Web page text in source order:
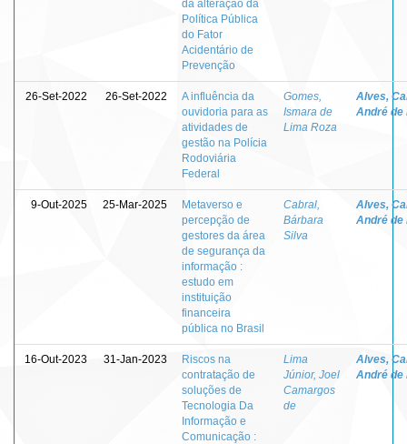
da alteração da
Política Pública
do Fator
Acidentário de
Prevenção
26-Set-2022 26-Set-2022
A influência da
ouvidoria para as
atividades de
gestão na Polícia
Rodoviária
Federal
Gomes,
Ismara de
Lima Roza
Alves,
André de
9-Out-2025 25-Mar-2025
Metaverso e
percepção de
gestores da área
de segurança da
informação :
estudo em
instituição
financeira
pública no Brasil
Cabral,
Bárbara
Silva
Alves,
André de
16-Out-2023 31-Jan-2023
Riscos na
contratação de
soluções de
Tecnologia Da
Informação e
Comunicação :
Lima
Júnior, Joel
Camargos
de
Alves,
André de